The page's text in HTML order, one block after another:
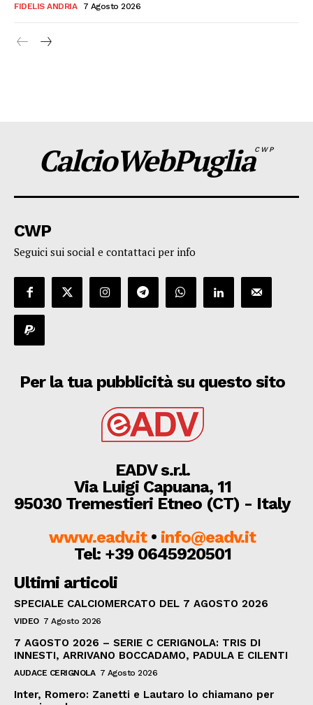
FIDELIS ANDRIA 7 Agosto 2026
CalcioWebPugliaCWP
CWP
Seguici sui social e contattaci per info
Per la tua pubblicità su questo sito
EADV s.r.l.
Via Luigi Capuana, 11
95030 Tremestieri Etneo (CT) - Italy
www.eadv.it• info@eadv.it
Tel: +39 0645920501
Ultimi articoli
SPECIALE CALCIOMERCATO DEL 7 AGOSTO 2026
VIDEO 7 Agosto 2026
7 AGOSTO 2026 – SERIE C CERIGNOLA: TRIS DI
INNESTI, ARRIVANO BOCCADAMO, PADULA E CILENTI
AUDACE CERIGNOLA 7 Agosto 2026
Inter, Romero: Zanetti e Lautaro lo chiamano per